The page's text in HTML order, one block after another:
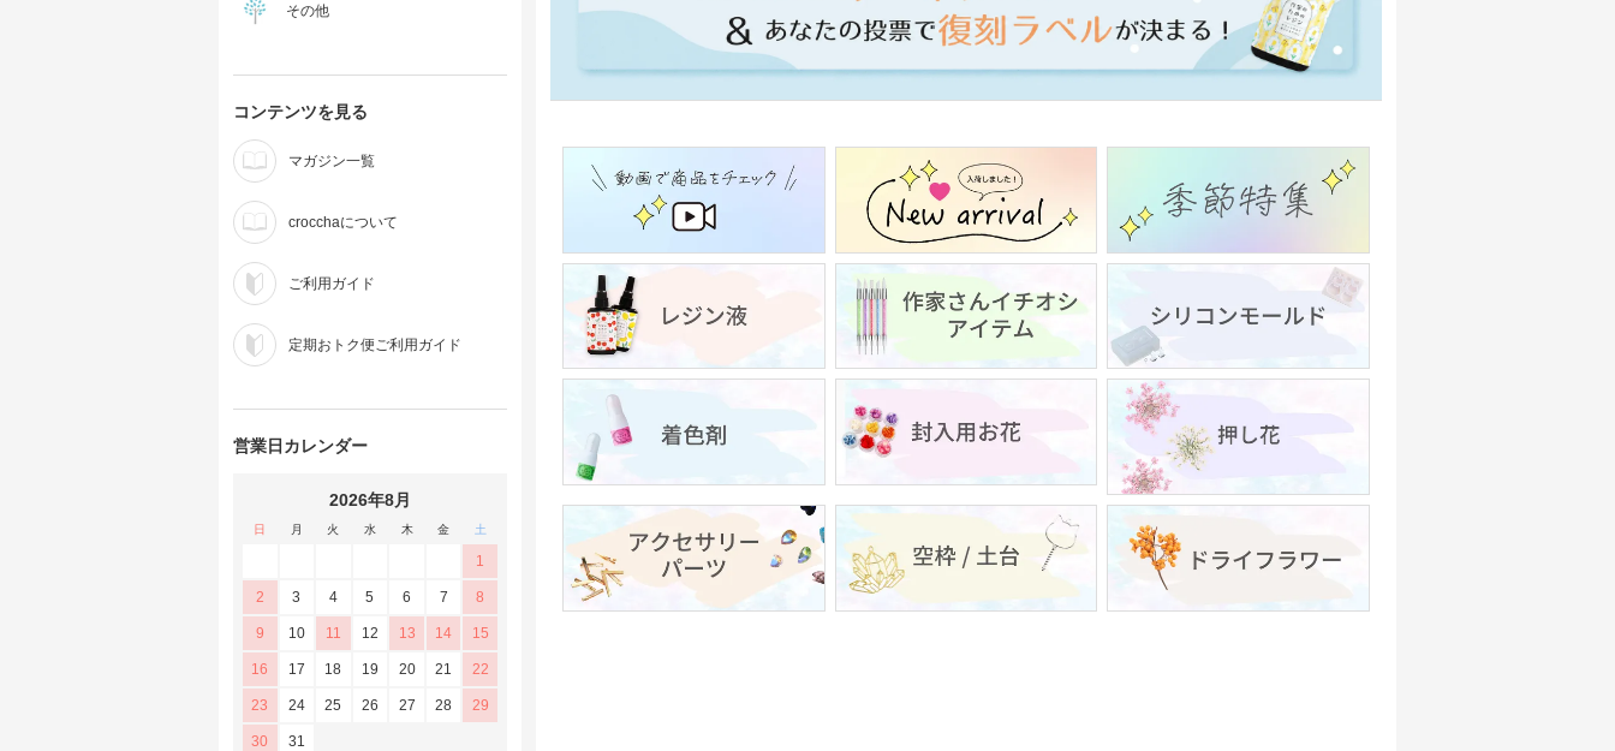
その他
コンテンツを見る
マガジン一覧
crocchaについて
ご利用ガイド
定期おトク便ご利用ガイド
営業日カレンダー
2026年8月
日 月 火 水 木 金 土
1
2 3 4 5 6 7 8
9 10 11 12 13 14 15
16 17 18 19 20 21 22
23 24 25 26 27 28 29
30 31